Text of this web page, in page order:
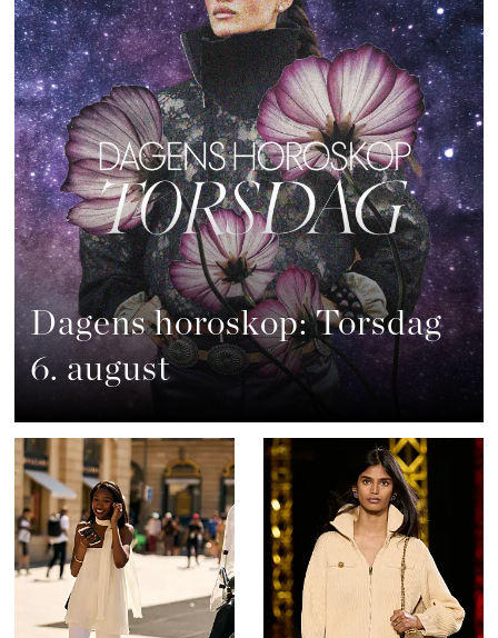
Dagens horoskop: Torsdag
6. august